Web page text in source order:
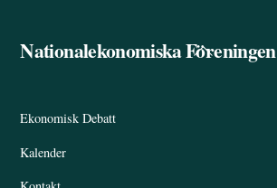
Back
Nationalekonomiska Föreningen
Ekonomisk Debatt
Kalender